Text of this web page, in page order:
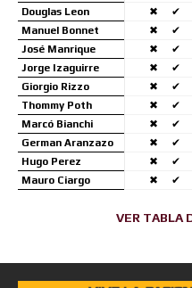
Douglas Leon
✖ ✔
Manuel Bonnet
✖ ✔
José Manrique
✖ ✔
Jorge Izaguirre
✖ ✔
Giorgio Rizzo
✖ ✔
Thommy Poth
✖ ✔
Marcó Bianchi
✖ ✔
German Aranzazo
✖ ✔
Hugo Perez
✖ ✔
Mauro Ciargo
✖ ✔
VER TABLA